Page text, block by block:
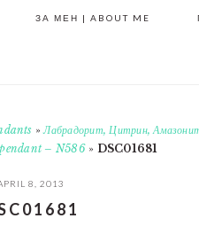
ЗА МЕН | ABOUT ME
»Лабрадорит, Цитрин,
– N586» DSC01681
8, 2013